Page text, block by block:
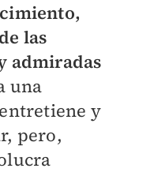
las
admiradas
una
y
pero,